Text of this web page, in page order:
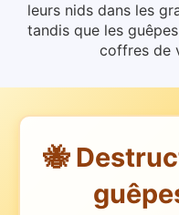
leurs nids dans les
tandis que les
coffres de
🐝